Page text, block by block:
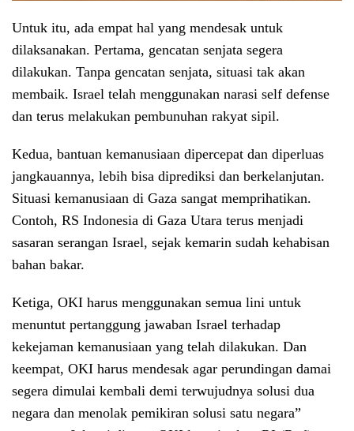
Untuk itu, ada empat hal yang mendesak untuk
dilaksanakan. Pertama, gencatan senjata segera
dilakukan. Tanpa gencatan senjata, situasi tak akan
membaik. Israel telah menggunakan narasi self defense
dan terus melakukan pembunuhan rakyat sipil.
Kedua, bantuan kemanusiaan dipercepat dan diperluas
jangkauannya, lebih bisa diprediksi dan berkelanjutan.
Situasi kemanusiaan di Gaza sangat memprihatikan.
Contoh, RS Indonesia di Gaza Utara terus menjadi
sasaran serangan Israel, sejak kemarin sudah kehabisan
bahan bakar.
Ketiga, OKI harus menggunakan semua lini untuk
menuntut pertanggung jawaban Israel terhadap
kekejaman kemanusiaan yang telah dilakukan. Dan
keempat, OKI harus mendesak agar perundingan damai
segera dimulai kembali demi terwujudnya solusi dua
negara dan menolak pemikiran solusi satu negara”